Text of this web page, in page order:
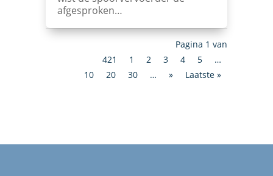
afgesproken…
Pagina 1 van
421
1 2 3 4 5
…
10
20 30 … » Laatste »